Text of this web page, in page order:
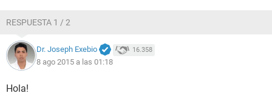
RESPUESTA 1 / 2
Dr. Joseph Exebio 16.358
8 ago 2015 a las 01:18
Hola!